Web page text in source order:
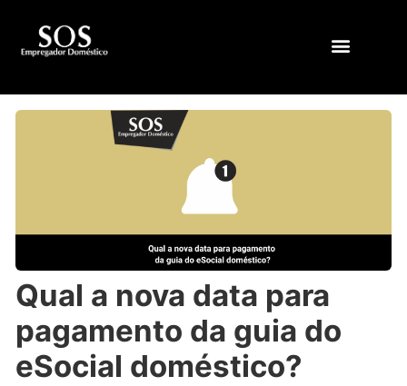
Qual a nova data para
pagamento da guia do
eSocial doméstico?